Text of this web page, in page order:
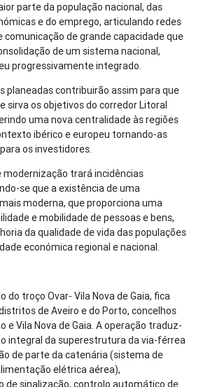
parte da população nacional, das
e do emprego, articulando redes
comunicação de grande capacidade que
de um sistema nacional,
progressivamente integrado.
planeadas contribuirão assim para que
sirva os objetivos do corredor Litoral
uma nova centralidade às regiões
ibérico e europeu tornando-as
os investidores.
modernização trará incidências
se que a existência de uma
moderna, que proporciona uma
e mobilidade de pessoas e bens,
da qualidade de vida das populações
económica regional e nacional.
do troço Ovar- Vila Nova de Gaia, fica
de Aveiro e do Porto, concelhos
e Vila Nova de Gaia. A operação traduz-
integral da superestrutura da via-férrea
de parte da catenária (sistema de
elétrica aérea),